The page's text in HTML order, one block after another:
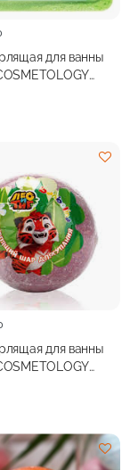
для ванны
для ванны